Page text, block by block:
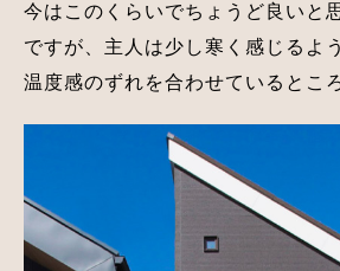
今はこのくらいでちょうど良いと
ですが、主人は少し寒く感じるよ
温度感のずれを合わせているとこ